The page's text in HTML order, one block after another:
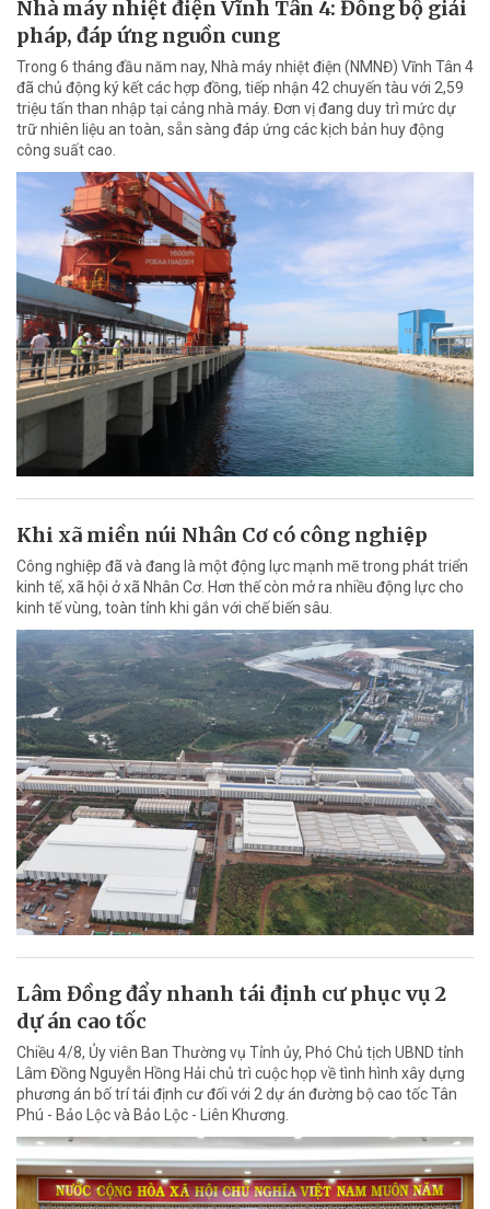
Nhà máy nhiệt điện Vĩnh Tân 4: Đồng bộ giải
pháp, đáp ứng nguồn cung
Trong 6 tháng đầu năm nay, Nhà máy nhiệt điện (NMNĐ) Vĩnh Tân 4
đã chủ động ký kết các hợp đồng, tiếp nhận 42 chuyến tàu với 2,59
triệu tấn than nhập tại cảng nhà máy. Đơn vị đang duy trì mức dự
trữ nhiên liệu an toàn, sẵn sàng đáp ứng các kịch bản huy động
công suất cao.
Khi xã miền núi Nhân Cơ có công nghiệp
Công nghiệp đã và đang là một động lực mạnh mẽ trong phát triển
kinh tế, xã hội ở xã Nhân Cơ. Hơn thế còn mở ra nhiều động lực cho
kinh tế vùng, toàn tỉnh khi gắn với chế biến sâu.
Lâm Đồng đẩy nhanh tái định cư phục vụ 2
dự án cao tốc
Chiều 4/8, Ủy viên Ban Thường vụ Tỉnh ủy, Phó Chủ tịch UBND tỉnh
Lâm Đồng Nguyễn Hồng Hải chủ trì cuộc họp về tình hình xây dựng
phương án bố trí tái định cư đối với 2 dự án đường bộ cao tốc Tân
Phú - Bảo Lộc và Bảo Lộc - Liên Khương.